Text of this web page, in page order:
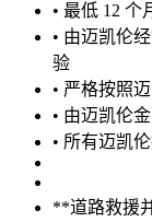
• 最低 12
• 由迈凯伦
验
• 严格按照
• 由迈凯伦
• 所有迈凯
**道路救援